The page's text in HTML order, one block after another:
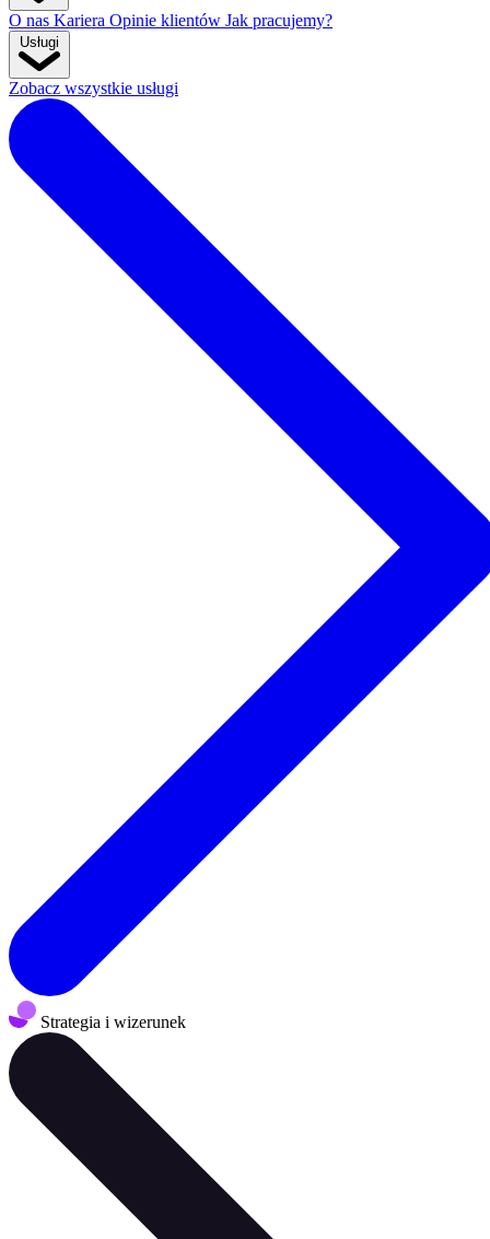
O nas Kariera Opinie klientów Jak pracujemy?
Zobacz wszystkie usługi
Strategia i wizerunek